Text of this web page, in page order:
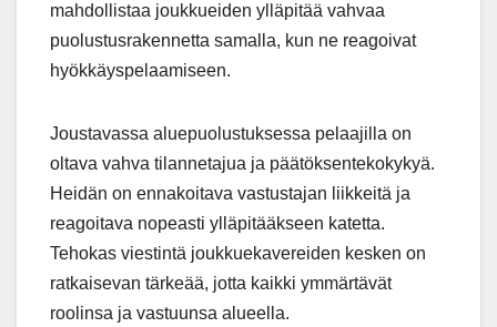
mahdollistaa joukkueiden ylläpitää vahvaa
puolustusrakennetta samalla, kun ne reagoivat
hyökkäyspelaamiseen.
Joustavassa aluepuolustuksessa pelaajilla on
oltava vahva tilannetajua ja päätöksentekokykyä.
Heidän on ennakoitava vastustajan liikkeitä ja
reagoitava nopeasti ylläpitääkseen katetta.
Tehokas viestintä joukkuekavereiden kesken on
ratkaisevan tärkeää, jotta kaikki ymmärtävät
roolinsa ja vastuunsa alueella.